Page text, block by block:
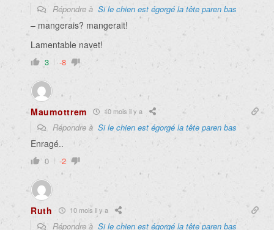
Répondre à Si le chien est égorgé la tête paren bas
– mangerais? mangerait!
Lamentable navet!
3 -8
Maumottrem 10 mois il y a
Répondre à Si le chien est égorgé la tête paren bas
Enragé..
0 -2
Ruth 10 mois il y a
Répondre à Si le chien est égorgé la tête paren bas